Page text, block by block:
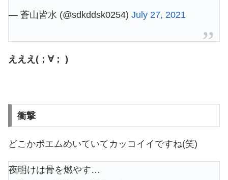
— 蒼山皆水 (@sdkddsk0254) July 27, 2021
えええ(；∀； )
衝撃
どこかポエムめいていてカッコイイですね(笑)
夜明けは骨を燃やす…